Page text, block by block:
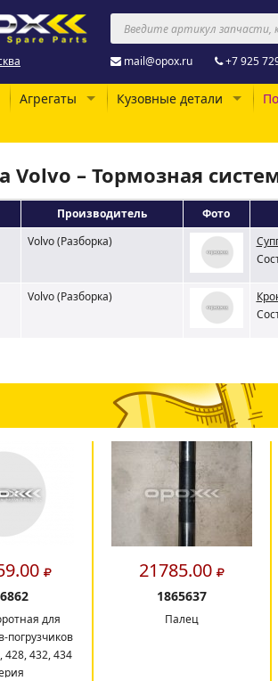
mail@opox.ru +7 925
Агрегаты Кузовные детали
Volvo – Тормозная
Производитель
Фото
Volvo (Разборка)
Volvo (Разборка)
для
погрузчиков
428, 432, 434
21785.00
1865637
Палец